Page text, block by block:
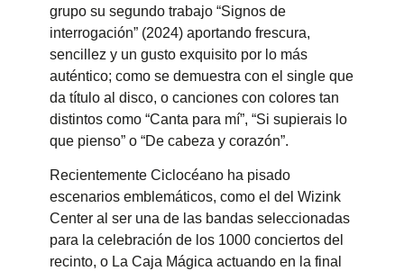
grupo su segundo trabajo “Signos de
interrogación” (2024) aportando frescura,
sencillez y un gusto exquisito por lo más
auténtico; como se demuestra con el single que
da título al disco, o canciones con colores tan
distintos como “Canta para mí”, “Si supierais lo
que pienso” o “De cabeza y corazón”.
Recientemente Ciclocéano ha pisado
escenarios emblemáticos, como el del Wizink
Center al ser una de las bandas seleccionadas
para la celebración de los 1000 conciertos del
recinto, o La Caja Mágica actuando en la final